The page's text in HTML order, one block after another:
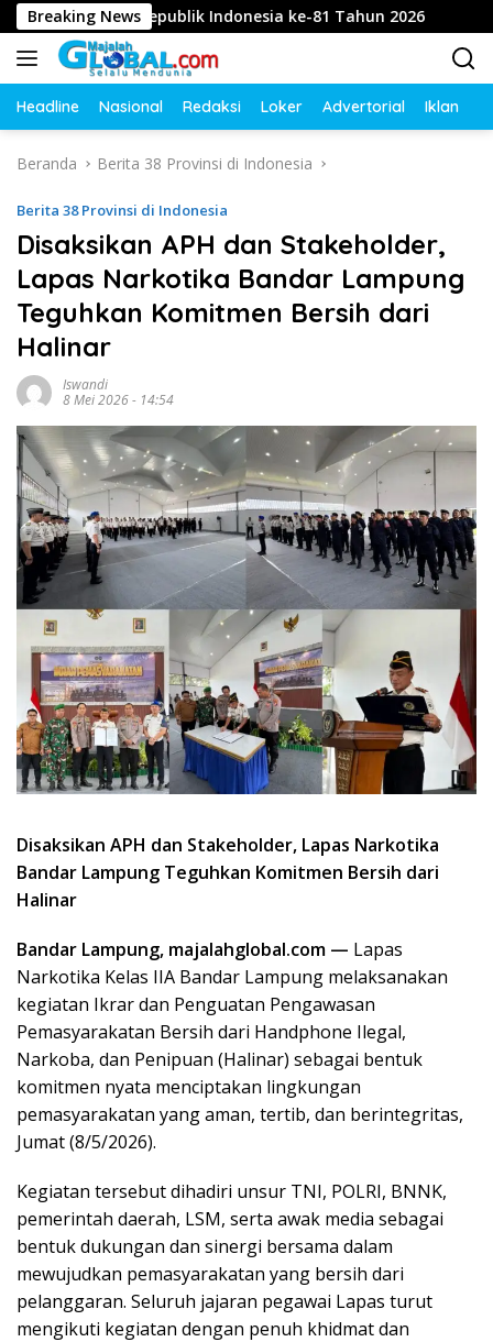
Langsung
ke
konten
Breaking News
Republik Indonesia ke-81 Tahun 2026 Diduga
Headline Nasional Redaksi Loker Advertorial Iklan
Beranda Berita 38 Provinsi di Indonesia
Berita 38 Provinsi di Indonesia
Disaksikan APH dan Stakeholder,
Lapas Narkotika Bandar Lampung
Teguhkan Komitmen Bersih dari
Halinar
Iswandi
8 Mei 2026 - 14:54
Disaksikan APH dan Stakeholder, Lapas Narkotika
Bandar Lampung Teguhkan Komitmen Bersih dari
Halinar
Bandar Lampung, majalahglobal.com — Lapas
Narkotika Kelas IIA Bandar Lampung melaksanakan
kegiatan Ikrar dan Penguatan Pengawasan
Pemasyarakatan Bersih dari Handphone Ilegal,
Narkoba, dan Penipuan (Halinar) sebagai bentuk
komitmen nyata menciptakan lingkungan
pemasyarakatan yang aman, tertib, dan berintegritas,
Jumat (8/5/2026).
Kegiatan tersebut dihadiri unsur TNI, POLRI, BNNK,
pemerintah daerah, LSM, serta awak media sebagai
bentuk dukungan dan sinergi bersama dalam
mewujudkan pemasyarakatan yang bersih dari
pelanggaran. Seluruh jajaran pegawai Lapas turut
mengikuti kegiatan dengan penuh khidmat dan